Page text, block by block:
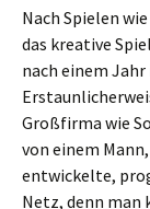
Nach Spielen
das kreative
nach einem Jahr
Großfirma wie
von einem
entwickelte,
Netz, denn man